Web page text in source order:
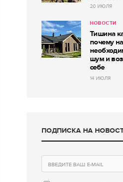
20 ИЮЛЯ
НОВОСТИ
Тишина
почему
шум и
себе
14 ИЮЛЯ
ПОДПИСКА НА